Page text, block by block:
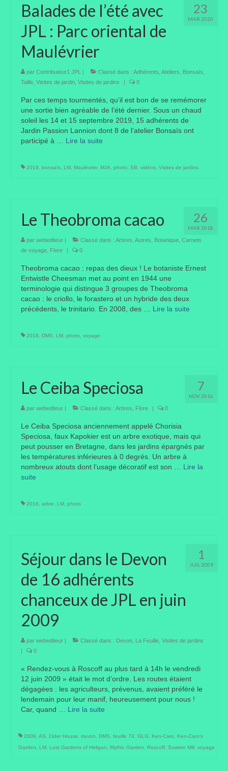
23
MAR 2020
Balades de l’été avec
JPL : Parc oriental de
Maulévrier
par Contributeur1 JPL | Classé dans : Adhérents Ateliers Bonsaïs
Taille Visites de jardin Visites de jardins | 0
Par ces temps tourmentés, qu’il est bon de se remémorer
une sortie bien agréable de l’été dernier. Sous un chaud
soleil les 14 et 15 septembre 2019, 15 adhérents de
Jardin Passion Lannion dont 8 de l’atelier Bonsaïs ont
participé à … Lire la suite­­
2019 bonsaïs LM Maulévrier, MJA photo SB vidéos Visites de jardins
26
MAR 2018
Le Theobroma cacao
par webediteur | Classé dans : Arbres Autres Botanique Carnets
de voyage Flore | 0
Theobroma cacao : repas des dieux ! Le botaniste Ernest
Entwistle Cheesman met au point en 1944 une
terminologie qui distingue 3 groupes de Theobroma
cacao : le criollo, le forastero et un hybride des deux
précédents, le trinitario. En 2008, des … Lire la suite­­
2018 DMS LM photo voyage
7
NOV 2016
Le Ceiba Speciosa
par webediteur | Classé dans : Arbres Flore | 0
Le Ceiba Speciosa anciennement appelé Chorisia
Speciosa, faux Kapokier est un arbre exotique, mais qui
peut pousser en Bretagne, dans les jardins épargnés par
les températures inférieures à 0 degrés. Un arbre à
nombreux atouts dont l’usage décoratif est son … Lire la
suite­­
2016 arbre LM photo
1
JUIL 2009
Séjour dans le Devon
de 16 adhérents
chanceux de JPL en juin
2009
par webediteur | Classé dans : Devon La Feuille Visites de jardins
|
0
« Rendez-vous à Roscoff au plus tard à 14h le vendredi
12 juin 2009 » était le mot d’ordre. Les routes étaient
dégagées : les agriculteurs, prévenus, avaient préféré le
lendemain pour leur manif, heureusement pour nous !
Car, quand … Lire la suite­­
2009 AS Cider House devon DMS feuille 74 GLG Ken-Caro
Ken-Caro’s
Garden
LM Lost Gardens of Heligan Mythic Garden Roscoff Sowton Mill voyage